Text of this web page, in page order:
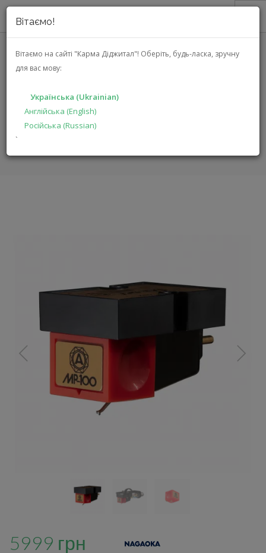
Вітаємо!
Вітаємо на сайті "Карма Діджитал"! Оберіть, будь-ласка, зручну
для вас мову:
Українська (Ukrainian)
Англійська (English)
Російська (Russian)
`
ПРО НАС
АКЦІЇ
РІШЕННЯ
ВИРОБНИКАМ
ГОЛОВНА КАТАЛОГ
5999 грн